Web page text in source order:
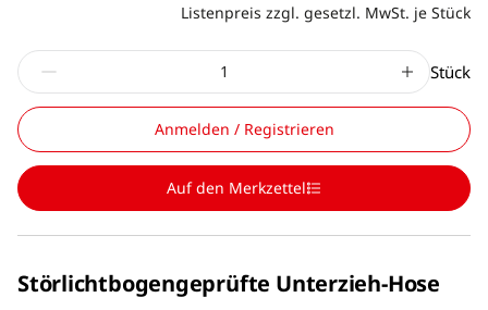
Listenpreis zzgl. gesetzl. MwSt. je Stück
Stück
Anmelden / Registrieren
Auf den Merkzettel
Störlichtbogengeprüfte Unterzieh-Hose